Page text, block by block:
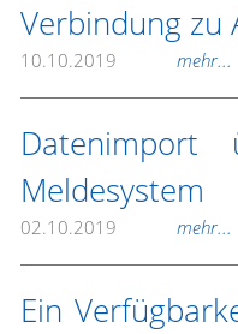
Verbindung zu
10.10.2019 mehr...
Datenimport
Meldesystem
02.10.2019 mehr...
Ein